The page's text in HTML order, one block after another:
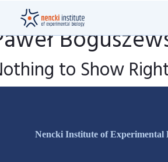
to Show
Nencki Institute of Experimental